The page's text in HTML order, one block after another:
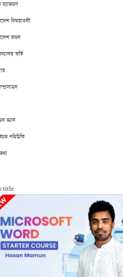
ব্যাকরণ
বিষয়াবলী
ভ্রমন
ভর্তি
জ্ঞান
পরিচিতি
title